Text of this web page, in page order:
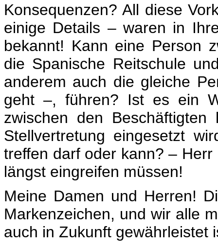
Konsequenzen? All diese
einige Details – waren in
bekannt! Kann eine Person
die Spanische Reitschule
anderem auch die gleiche
geht –, führen? Ist es ein
zwischen den
Stellvertretung eingesetzt
treffen darf oder kann? –
längst eingreifen müssen!
Meine Damen und Herren!
Markenzeichen, und wir alle
auch in Zukunft gewährleistet